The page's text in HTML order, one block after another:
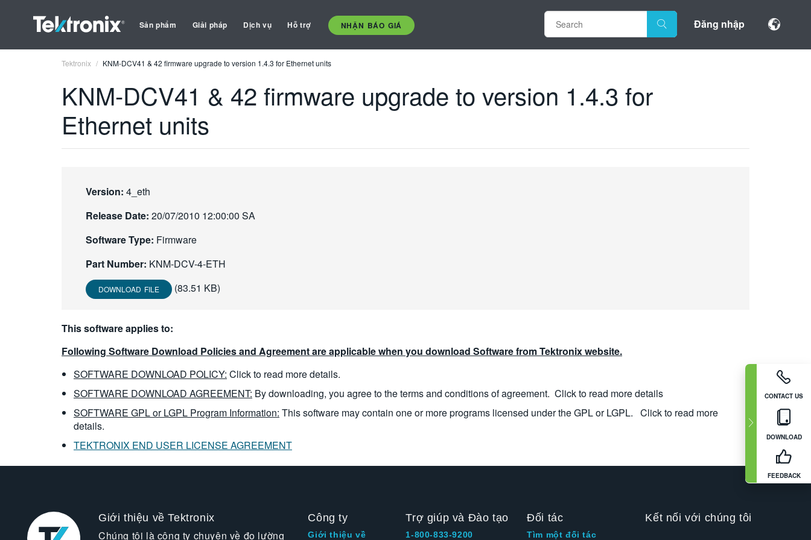
Sản phẩm Giải pháp Dịch vụ Hỗ trợ NHẬN BÁO GIÁ Đăng nhập
CONTACT US
DOWNLOAD
FEEDBACK
Tektronix KNM-DCV41 & 42 firmware upgrade to version 1.4.3 for Ethernet units
KNM-DCV41 & 42 firmware upgrade to version 1.4.3 for
Ethernet units
Version: 4_eth
Release Date: 20/07/2010 12:00:00 SA
Software Type: Firmware
Part Number: KNM-DCV-4-ETH
DOWNLOAD FILE (83.51 KB)
This software applies to:
Following Software Download Policies and Agreement are applicable when you download Software from Tektronix website.
SOFTWARE DOWNLOAD POLICY: Click to read more details.
SOFTWARE DOWNLOAD AGREEMENT: By downloading, you agree to the terms and conditions of agreement. Click to read more details
SOFTWARE GPL or LGPL Program Information: This software may contain one or more programs licensed under the GPL or LGPL. Click to read more
details.
TEKTRONIX END USER LICENSE AGREEMENT
Giới thiệu về Tektronix
Chúng tôi là công ty chuyên về đo lường
Công ty
Giới thiệu về
Trợ giúp và Đào tạo
1-800-833-9200
Đối tác
Tìm một đối tác
Kết nối với chúng tôi